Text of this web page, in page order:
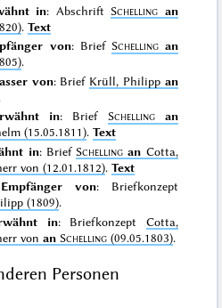
in: Abschrift Schelling an
.Text
von: Brief Schelling an
.
von: Brief Krüll, Philipp an
in: Brief Schelling
an
(15.05.1811).Text
in: Brief Schelling an Cotta,
von (12.01.1812).Text
Empfänger von: Briefkonzept
(1809).
in: Briefkonzept Cotta,
vonan Schelling (09.05.1803).
Personen